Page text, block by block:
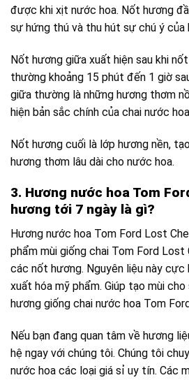
được khi xịt nước hoa. Nốt hương
sự hứng thú và thu hút sự chú ý của
Nốt hương giữa xuất hiện sau khi
thường khoảng 15 phút đến 1 giờ
giữa thường là những hương thơm
hiện bản sắc chính của chai nước
Nốt hương cuối là lớp hương nền,
hương thơm lâu dài cho nước hoa.
3. Hương nước hoa Tom
hương tới 7 ngày là gì?
Hương nước hoa Tom Ford Lost
phẩm mùi giống chai Tom Ford Lost
các nốt hương. Nguyên liệu này cực
xuất hóa mỹ phẩm. Giúp tạo mùi cho
hương giống chai nước hoa Tom
Nếu bạn đang quan tâm về hương
hệ ngay với chúng tôi. Chúng tôi
nước hoa các loại giá sỉ uy tín. Các